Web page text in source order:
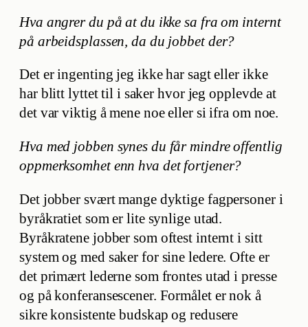
Hva angrer du på at du ikke sa fra om internt
på arbeidsplassen, da du jobbet der?
Det er ingenting jeg ikke har sagt eller ikke
har blitt lyttet til i saker hvor jeg opplevde at
det var viktig å mene noe eller si ifra om noe.
Hva med jobben synes du får mindre offentlig
oppmerksomhet enn hva det fortjener?
Det jobber svært mange dyktige fagpersoner i
byråkratiet som er lite synlige utad.
Byråkratene jobber som oftest internt i sitt
system og med saker for sine ledere. Ofte er
det primært lederne som frontes utad i presse
og på konferansescener. Formålet er nok å
sikre konsistente budskap og redusere